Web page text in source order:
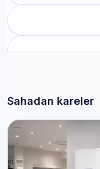
Sahadan kareler